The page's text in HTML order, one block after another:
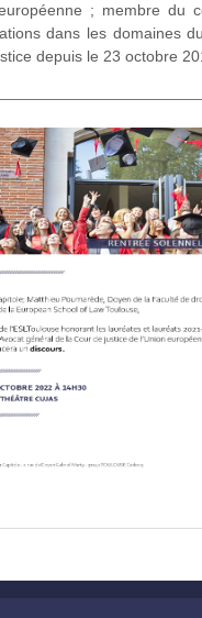
; membre du
dans les domaines
depuis le 23 octobre